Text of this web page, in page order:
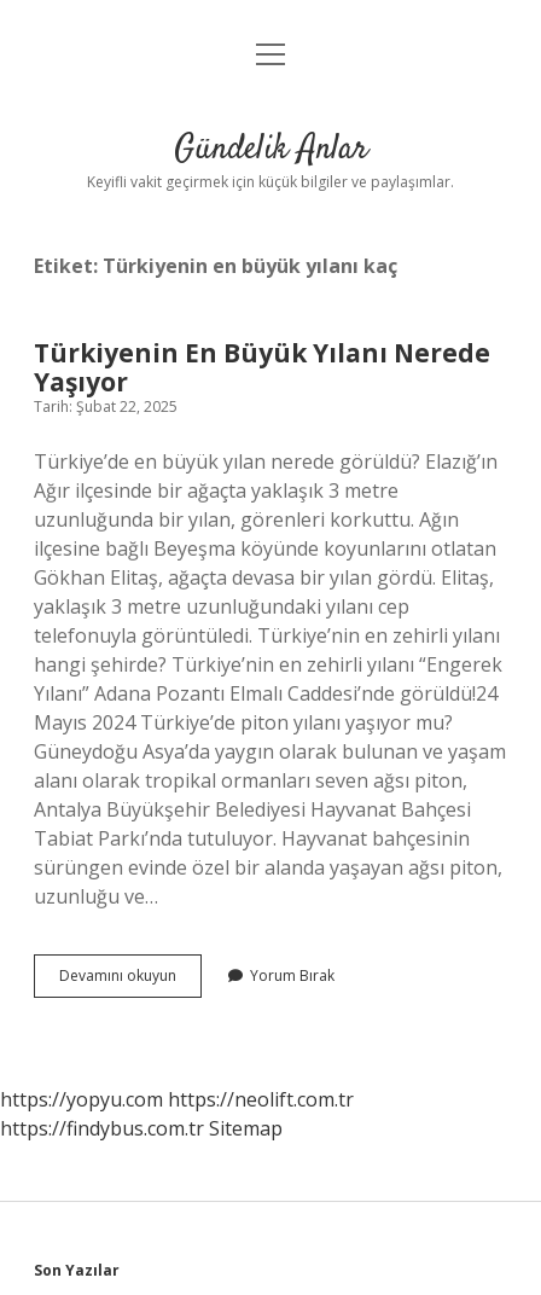
Anasayfa
Yasal Uyarı
menüyü
Gündelik Anlar
Keyifli vakit geçirmek için küçük bilgiler ve paylaşımlar.
Etiket: Türkiyenin en büyük yılanı kaç
Türkiyenin En Büyük Yılanı Nerede
Yaşıyor
Tarih: Şubat 22, 2025
Türkiye’de en büyük yılan nerede görüldü? Elazığ’ın
Ağır ilçesinde bir ağaçta yaklaşık 3 metre
uzunluğunda bir yılan, görenleri korkuttu. Ağın
ilçesine bağlı Beyeşma köyünde koyunlarını otlatan
Gökhan Elitaş, ağaçta devasa bir yılan gördü. Elitaş,
yaklaşık 3 metre uzunluğundaki yılanı cep
telefonuyla görüntüledi. Türkiye’nin en zehirli yılanı
hangi şehirde? Türkiye’nin en zehirli yılanı “Engerek
Yılanı” Adana Pozantı Elmalı Caddesi’nde görüldü!24
Mayıs 2024 Türkiye’de piton yılanı yaşıyor mu?
Güneydoğu Asya’da yaygın olarak bulunan ve yaşam
alanı olarak tropikal ormanları seven ağsı piton,
Antalya Büyükşehir Belediyesi Hayvanat Bahçesi
Tabiat Parkı’nda tutuluyor. Hayvanat bahçesinin
sürüngen evinde özel bir alanda yaşayan ağsı piton,
uzunluğu ve…
Devamını okuyun Türkiyenin
En
Yorum Bırak
https://yopyu.com https://neolift.com.tr
https://findybus.com.trSitemap
Son Yazılar